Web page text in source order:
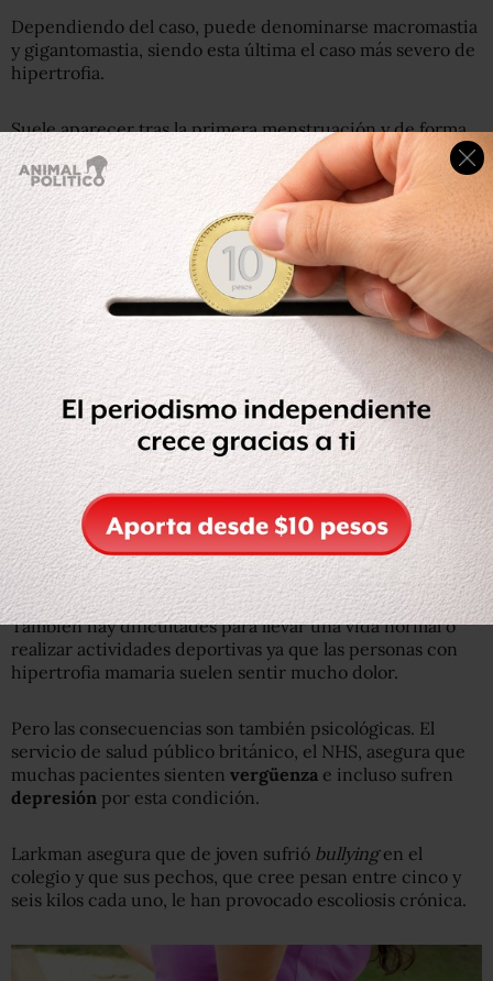
Dependiendo del caso, puede denominarse macromastia
y gigantomastia, siendo esta última el caso más severo de
hipertrofia.
Suele aparecer tras la primera menstruación y de forma
abrupta, haciendo que el pecho crezca mucho en
periodos cortos de tiempo. En algunos casos, el
crecimiento es continuo ocasionando mucho malestar a
las mujeres que la padecen pero Breast Cancer UK
advierte de que no es una condición cancerígena.
Larkman, que sufre varios problemas de salud a causa de
la hipertrofia, lleva a cabo una campaña de recogida de
fondos en internet para pagar una operación reductora.
https://www.instagram.com/p/BafeJJBHcN2/?
hl=en&taken-by=sheridan_deneke
Problemas
Y es que este crecimiento desmesurado de los senos
acarrean son dolores de espalda, de cuello, estrías y
rotura de la piel que puede derivar en infección.
También hay dificultades para llevar una vida normal o
realizar actividades deportivas ya que las personas con
hipertrofia mamaria suelen sentir mucho dolor.
Pero las consecuencias son también psicológicas. El
servicio de salud público británico, el NHS, asegura que
muchas pacientes sienten vergüenza e incluso sufren
depresión por esta condición.
Larkman asegura que de joven sufrió bullyingen el
colegio y que sus pechos, que cree pesan entre cinco y
seis kilos cada uno, le han provocado escoliosis crónica.